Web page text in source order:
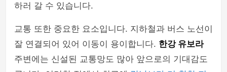
하러 갈 수 있습니다.
교통 또한 중요한 요소입니다. 지하철과 버스 노선이
잘 연결되어 있어 이동이 용이합니다. 한강 유보라
주변에는 신설된 교통망도 많아 앞으로의 기대감도